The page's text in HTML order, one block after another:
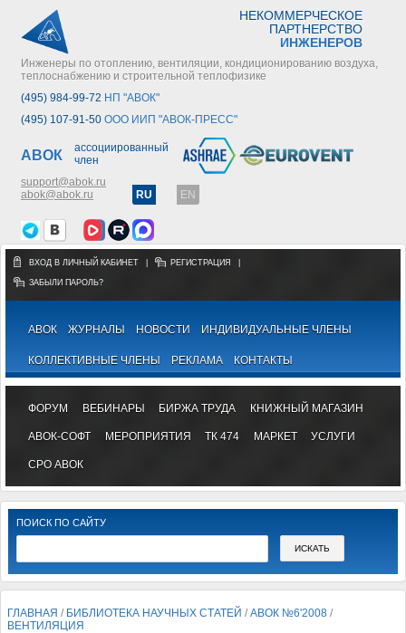
НЕКОММЕРЧЕСКОЕ
ПАРТНЕРСТВО
ИНЖЕНЕРОВ
Инженеры по отоплению, вентиляции, кондиционированию воздуха,
теплоснабжению и строительной теплофизике
(495) 984-99-72 НП "АВОК"
(495) 107-91-50 ООО ИИП "АВОК-ПРЕСС"
АВОК
ассоциированный
член
support@abok.ru
abok@abok.ru
RU EN
ВХОД В ЛИЧНЫЙ КАБИНЕТ РЕГИСТРАЦИЯ
ЗАБЫЛИ ПАРОЛЬ?
АВОК ЖУРНАЛЫ НОВОСТИ ИНДИВИДУАЛЬНЫЕ ЧЛЕНЫ
КОЛЛЕКТИВНЫЕ ЧЛЕНЫ РЕКЛАМА КОНТАКТЫ
ФОРУМ ВЕБИНАРЫ БИРЖА ТРУДА КНИЖНЫЙ МАГАЗИН
АВОК-СОФТ МЕРОПРИЯТИЯ ТК 474 МАРКЕТ УСЛУГИ
СРО АВОК
ПОИСК ПО САЙТУ
ГЛАВНАЯ / БИБЛИОТЕКА НАУЧНЫХ СТАТЕЙ /АВОК №6'2008 /
ВЕНТИЛЯЦИЯ